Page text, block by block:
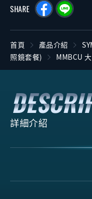
SHARE
首頁 產品介紹
照鏡套餐)
MMBCU
詳細介紹